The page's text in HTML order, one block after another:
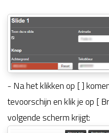
- Na het klikken op [ ]
tevoorschijn en klik je op [
volgende scherm krijgt: